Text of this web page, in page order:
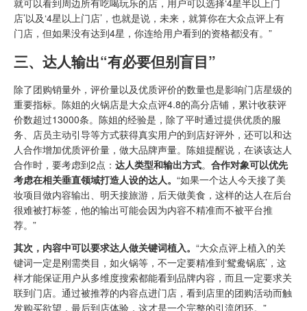
就可以看到周边所有吃喝玩乐的店，用户可以选择‘4星半以上门
店’以及‘4星以上门店’，也就是说，未来，就算你在大众点评上有
门店，但如果没有达到4星，你连给用户看到的资格都没有。”
三、达人输出“有必要但别盲目”
除了团购销量外，评价量以及优质评价的数量也是影响门店星级的
重要指标。陈姐的火锅店是大众点评4.8的高分店铺，累计收获评
价数超过13000条。陈姐的经验是，除了平时通过提供优质的服
务、店员主动引导等方式获得真实用户的到店好评外，还可以和达
人合作增加优质评价量，做大品牌声量。陈姐提醒说，在谈该达人
合作时，要考虑到2点： 达人类型和输出方式。 合作对象可以优先
考虑在相关垂直领域打造人设的达人。 “如果一个达人今天接了美
妆项目做内容输出、明天接旅游，后天做美食，这样的达人在后台
很难被打标签，他的输出可能会因为内容不精准而不被平台推
荐。”
其次，内容中可以要求达人做关键词植入。 “大众点评上植入的关
键词一定是刚需类目，如火锅等，不一定要精准到‘鸳鸯锅底’，这
样才能保证用户从多维度搜索都能看到品牌内容，而且一定要求关
联到门店。通过被推荐的内容点进门店，看到店里的团购活动而触
发购买欲望，最后到店体验，这才是一个完整的引流闭环。”